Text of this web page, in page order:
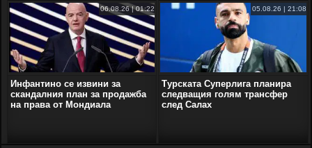
06.08.26 | 01:22
Инфантино се извини за
скандалния план за продажба
на права от Мондиала
05.08.26 | 21:08
Турската Суперлига планира
следващия голям трансфер
след Салах